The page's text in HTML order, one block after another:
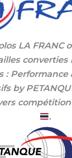
LA FRANC
converties
: Performance
by
.